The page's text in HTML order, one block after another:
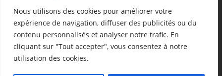
Nous utilisons des cookies pour améliorer votre
expérience de navigation, diffuser des publicités ou du
contenu personnalisés et analyser notre trafic. En
cliquant sur "Tout accepter", vous consentez à notre
utilisation des cookies.
Guides d’achat
Contact